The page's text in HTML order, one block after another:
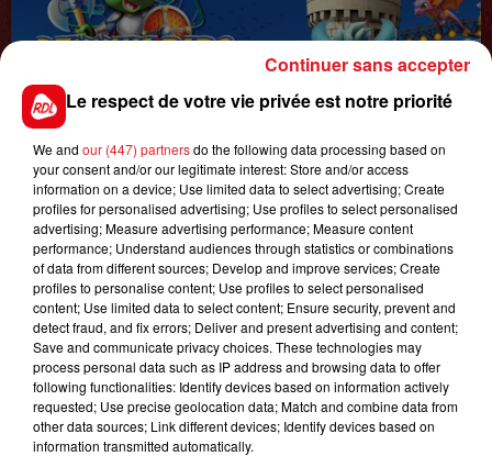
1er août 2026
GAGNEZ VOS ENTRÉES POUR TOUTE LA
FAMILLE À DENNLYS PARC !
LES PODCASTS
Le respect de votre vie privée est notre priorité
We and our (447) partnersdo the following data processing based on
your consent and/or our legitimate interest: Store and/or access
information on a device; Use limited data to select advertising; Create
profiles for personalised advertising; Use profiles to select personalised
advertising; Measure advertising performance; Measure content
performance; Understand audiences through statistics or combinations
of data from different sources; Develop and improve services; Create
profiles to personalise content; Use profiles to select personalised
content; Use limited data to select content; Ensure security, prevent and
detect fraud, and fix errors; Deliver and present advertising and content;
Save and communicate privacy choices. These technologies may
process personal data such as IP address and browsing data to offer
following functionalities: Identify devices based on information actively
requested; Use precise geolocation data; Match and combine data from
other data sources; Link different devices; Identify devices based on
information transmitted automatically.
Continuer sans accepter